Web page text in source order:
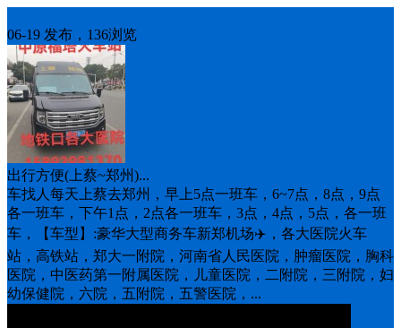
06-19 发布，136浏览
出行方便(上蔡~郑州)...
车找人每天上蔡去郑州，早上5点一班车，6~7点，8点，9点
各一班车，下午1点，2点各一班车，3点，4点，5点，各一班
车，【车型】:豪华大型商务车新郑机场✈️，各大医院火车
站，高铁站，郑大一附院，河南省人民医院，肿瘤医院，胸科
医院，中医药第一附属医院，儿童医院，二附院，三附院，妇
幼保健院，六院，五附院，五警医院，...